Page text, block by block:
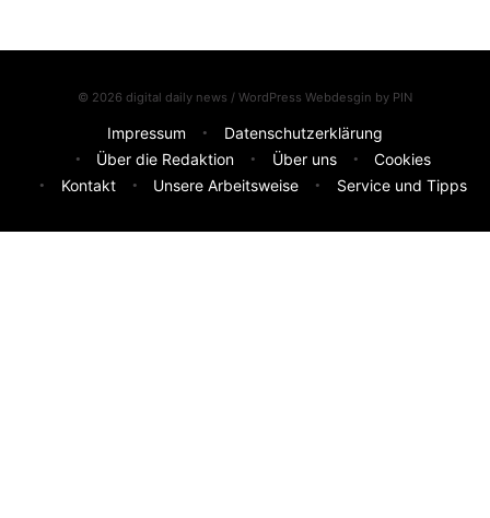
© 2026 digital daily news / WordPress Webdesgin by PIN
Impressum
Datenschutzerklärung
Über die Redaktion
Über uns
Cookies
Kontakt
Unsere Arbeitsweise Service und Tipps